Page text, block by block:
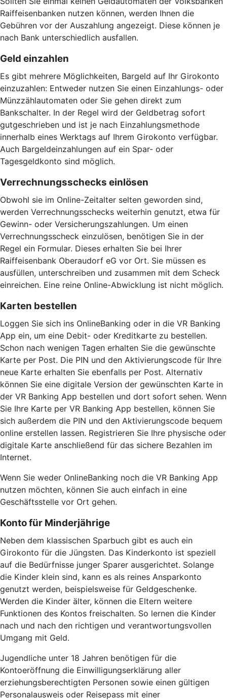
Raiffeisenbanken nutzen können, werden Ihnen die
Gebühren vor der Auszahlung angezeigt. Diese können je
nach Bank unterschiedlich ausfallen.
Geld einzahlen
Es gibt mehrere Möglichkeiten, Bargeld auf Ihr Girokonto
einzuzahlen: Entweder nutzen Sie einen Einzahlungs- oder
Münzzählautomaten oder Sie gehen direkt zum
Bankschalter. In der Regel wird der Geldbetrag sofort
gutgeschrieben und ist je nach Einzahlungsmethode
innerhalb eines Werktags auf Ihrem Girokonto verfügbar.
Auch Bargeldeinzahlungen auf ein Spar- oder
Tagesgeldkonto sind möglich.
Verrechnungsschecks einlösen
Obwohl sie im Online-Zeitalter selten geworden sind,
werden Verrechnungsschecks weiterhin genutzt, etwa für
Gewinn- oder Versicherungszahlungen. Um einen
Verrechnungsscheck einzulösen, benötigen Sie in der
Regel ein Formular. Dieses erhalten Sie bei Ihrer
Raiffeisenbank Oberaudorf eG vor Ort. Sie müssen es
ausfüllen, unterschreiben und zusammen mit dem Scheck
einreichen. Eine reine Online-Abwicklung ist nicht möglich.
Karten bestellen
Loggen Sie sich ins OnlineBanking oder in die VR Banking
App ein, um eine Debit- oder Kreditkarte zu bestellen.
Schon nach wenigen Tagen erhalten Sie die gewünschte
Karte per Post. Die PIN und den Aktivierungscode für Ihre
neue Karte erhalten Sie ebenfalls per Post. Alternativ
können Sie eine digitale Version der gewünschten Karte in
der VR Banking App bestellen und dort sofort sehen. Wenn
Sie Ihre Karte per VR Banking App bestellen, können Sie
sich außerdem die PIN und den Aktivierungscode bequem
online erstellen lassen. Registrieren Sie Ihre physische oder
digitale Karte anschließend für das sichere Bezahlen im
Internet.
Wenn Sie weder OnlineBanking noch die VR Banking App
nutzen möchten, können Sie auch einfach in eine
Geschäftsstelle vor Ort gehen.
Konto für Minderjährige
Neben dem klassischen Sparbuch gibt es auch ein
Girokonto für die Jüngsten. Das Kinderkonto ist speziell
auf die Bedürfnisse junger Sparer ausgerichtet. Solange
die Kinder klein sind, kann es als reines Ansparkonto
genutzt werden, beispielsweise für Geldgeschenke.
Werden die Kinder älter, können die Eltern weitere
Funktionen des Kontos freischalten. So lernen die Kinder
nach und nach den richtigen und verantwortungsvollen
Umgang mit Geld.
Jugendliche unter 18 Jahren benötigen für die
Kontoeröffnung die Einwilligungserklärung aller
erziehungsberechtigten Personen sowie einen gültigen
Personalausweis oder Reisepass mit einer